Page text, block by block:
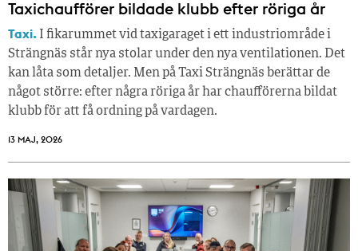
Taxichaufförer bildade klubb efter röriga år
Taxi. I fikarummet vid taxigaraget i ett industriområde i
Strängnäs står nya stolar under den nya ventilationen. Det
kan låta som detaljer. Men på Taxi Strängnäs berättar de
något större: efter några röriga år har chaufförerna bildat
klubb för att få ordning på vardagen.
13 MAJ, 2026